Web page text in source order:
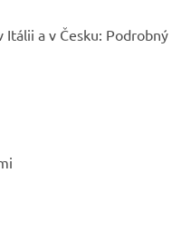
a v Česku: Podrobný